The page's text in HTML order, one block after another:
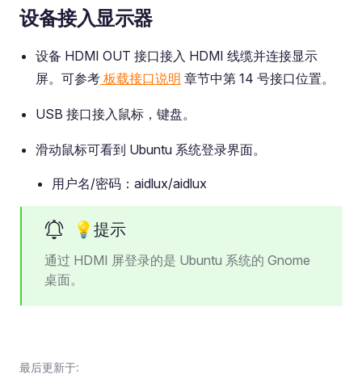
设备接入显示器
设备 HDMI OUT 接口接入 HDMI 线缆并连接显示
屏。可参考 板载接口说明 章节中第 14 号接口位置。
USB 接口接入鼠标，键盘。
滑动鼠标可看到 Ubuntu 系统登录界面。
用户名/密码：aidlux/aidlux
💡提示
通过 HDMI 屏登录的是 Ubuntu 系统的 Gnome
桌面。
最后更新于: